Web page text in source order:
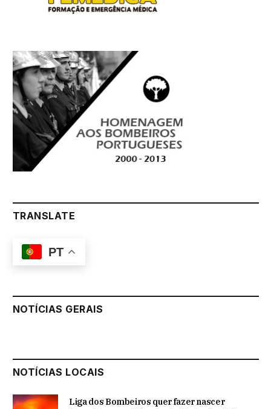
TRANSLATE
PT
NOTÍCIAS GERAIS
NOTÍCIAS LOCAIS
Liga dos Bombeiros quer fazer nascer